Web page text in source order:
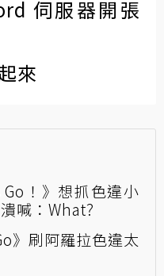
伺服器開張
來
Go！》想抓色違小
喊：What?
》刷阿羅拉色違太